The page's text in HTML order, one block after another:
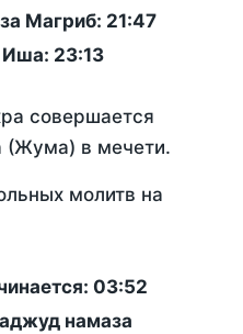
Магриб: 21:47
Иша: 23:13
совершается
(Жума) в мечети.
молитв на
03:52
намаза